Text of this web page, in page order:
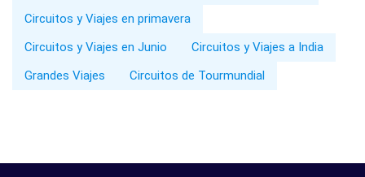
Circuitos y Viajes en primavera
Circuitos y Viajes en Junio
Circuitos y Viajes a India
Grandes Viajes
Circuitos de Tourmundial